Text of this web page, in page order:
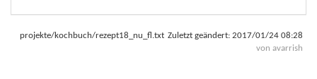
projekte/kochbuch/rezept18_nu_fl.txt Zuletzt geändert: 2017/01/24 08:28
von avarrish